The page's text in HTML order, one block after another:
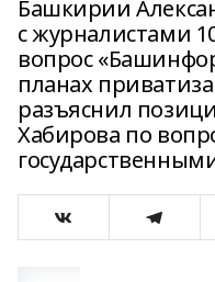
Башкирии
с журналистами
вопрос
планах
разъяснил
Хабирова по